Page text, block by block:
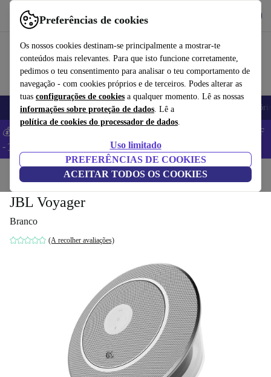
Preferências de cookies
Os nossos cookies destinam-se principalmente a mostrar-te
conteúdos mais relevantes. Para que isto funcione corretamente,
pedimos o teu consentimento para analisar o teu comportamento de
navegação - com cookies próprios e de terceiros. Podes alterar as
tuas configurações de cookies a qualquer momento. Lê as nossas
informações sobre proteção de dados. Lê a
política de cookies do processador de dados.
Uso limitado
PREFERÊNCIAS DE COOKIES
ACEITAR TODOS OS COOKIES
Use o refurbed de forma rápida e fácil
Telemóveis Computadores Portáteis Tablets
💰 Poupa MAIS -5% em MacBooks e iPads – Código: BACK5OFF
- TC
Início Áudio Alti-falantes
JBL Voyager
Branco
(A recolher avaliações)